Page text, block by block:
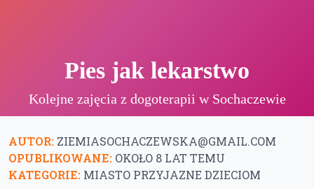
Pies jak lekarstwo
Kolejne zajęcia z dogoterapii w Sochaczewie
AUTOR: ZIEMIASOCHACZEWSKA@GMAIL.COM
OPUBLIKOWANE: OKOŁO 8 LAT TEMU
KATEGORIE: MIASTO PRZYJAZNE DZIECIOM